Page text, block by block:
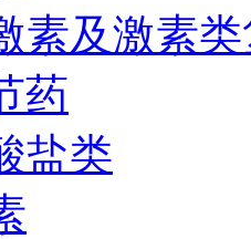
素及激素
药
盐类